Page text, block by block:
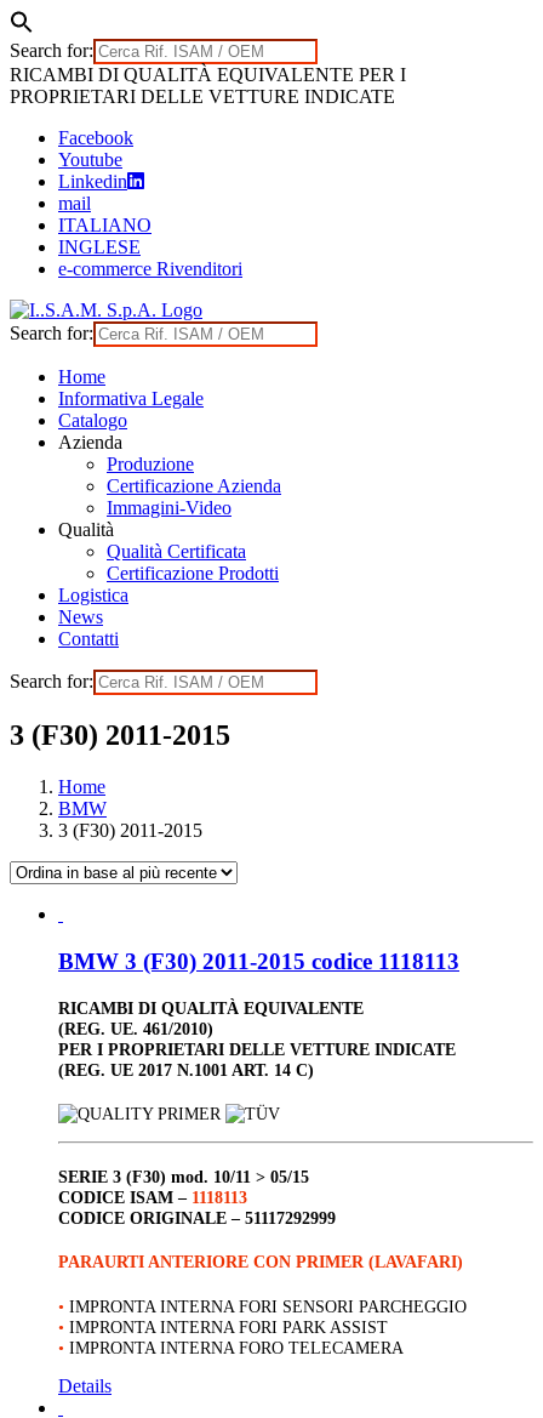
Search for:
Skip
to
RICAMBI DI QUALITÀ EQUIVALENTE PER I
PROPRIETARI DELLE VETTURE INDICATE
Facebook
Youtube
Linkedin
mail
ITALIANO
INGLESE
e-commerce Rivenditori
Search for:
Home
Informativa Legale
Catalogo
Azienda
Produzione
Certificazione Azienda
Immagini-Video
Qualità
Qualità Certificata
Certificazione Prodotti
Logistica
News
Contatti
Search for:
3 (F30) 2011-2015
Home
BMW
3 (F30) 2011-2015
BMW 3 (F30) 2011-2015 codice 1118113
RICAMBI DI QUALITÀ EQUIVALENTE
(REG. UE. 461/2010)
PER I PROPRIETARI DELLE VETTURE INDICATE
(REG. UE 2017 N.1001 ART. 14 C)
SERIE 3 (F30) mod. 10/11 > 05/15
CODICE ISAM – 1118113
CODICE ORIGINALE – 51117292999
PARAURTI ANTERIORE CON PRIMER (LAVAFARI)
• IMPRONTA INTERNA FORI SENSORI PARCHEGGIO
• IMPRONTA INTERNA FORI PARK ASSIST
• IMPRONTA INTERNA FORO TELECAMERA
Details